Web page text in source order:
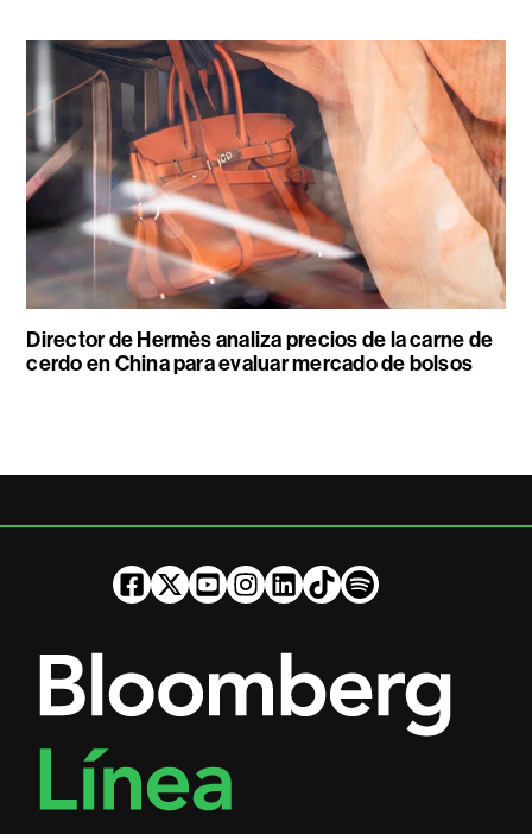
Director de Hermès analiza precios de la carne de
cerdo en China para evaluar mercado de bolsos